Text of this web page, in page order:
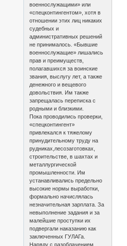
военнослужащими» или
«спецконтингентом», хотя в
отношении этих лиц никаких
судебных и
административных решений
не принималось. «Бывшие
военнослужащие» лишались
прав и преимуществ,
полагавшихся за воинские
звания, выслугу лет, а также
денежного и вещевого
довольствия. Им также
запрещалась переписка с
родными и близкими.
Пока проводились проверки,
«спецконтингент»
привлекался к тяжелому
принудительному труду на
рудниках,лесозаготовках,
строительстве, в шахтах и
металлургической
промышленности. Им
устанавливались предельно
высокие нормы выработки,
формально начислялась
незначительная зарплата. За
невыполнение задания и за
малейшие проступки их
подвергали наказанию как
заключенных ГУЛАГа.
Наряду с разоблачением